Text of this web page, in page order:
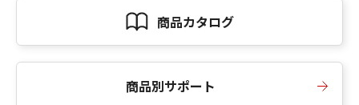
商品カタログ
商品別サポート